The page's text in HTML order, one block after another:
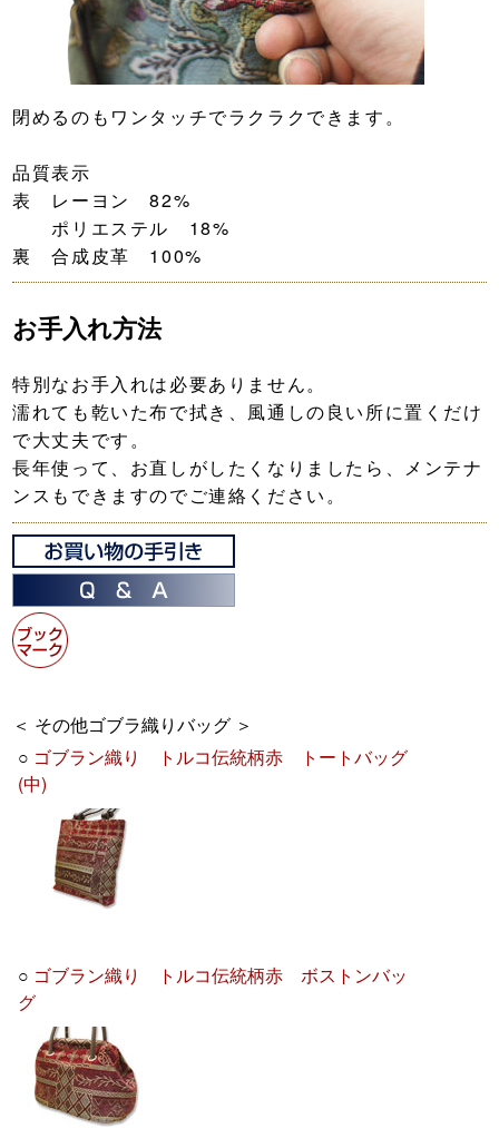
閉めるのもワンタッチでラクラクできます。
品質表示
表 レーヨン 82%
ポリエステル 18%
裏 合成皮革 100%
お手入れ方法
特別なお手入れは必要ありません。
濡れても乾いた布で拭き、風通しの良い所に置くだけ
で大丈夫です。
長年使って、お直しがしたくなりましたら、メンテナ
ンスもできますのでご連絡ください。
＜ その他ゴブラ織りバッグ ＞
○ ゴブラン織り トルコ伝統柄赤 トートバッグ
(中)
○ ゴブラン織り トルコ伝統柄赤 ボストンバッ
グ